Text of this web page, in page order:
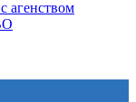
агенством